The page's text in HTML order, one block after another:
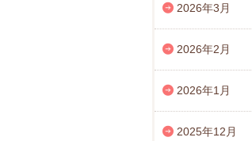
2026年3月
2026年2月
2026年1月
2025年12月